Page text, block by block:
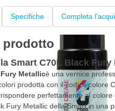
Specifiche Completa
prodotto
Smart C70L Black Fury
Metallicè una vernice
prodotta con il codice colore
perfettamente al colore
Fury Metallic della Smart in una